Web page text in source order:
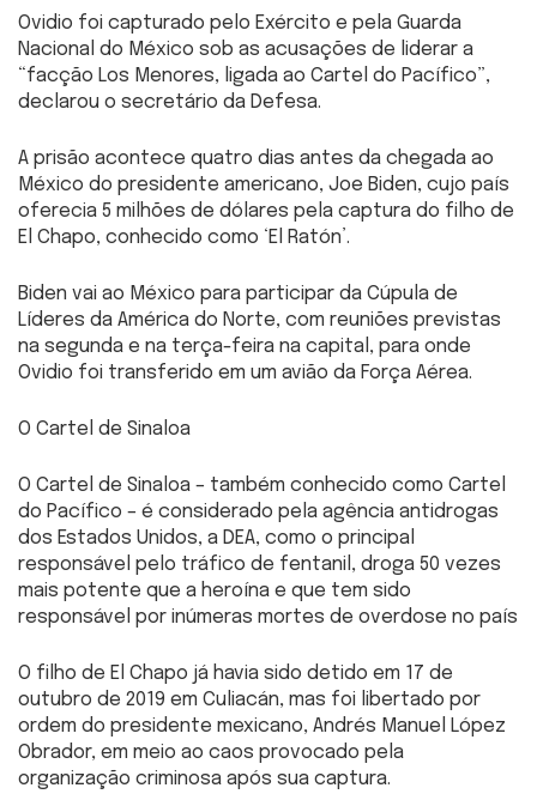
Ovidio foi capturado pelo Exército e pela Guarda
Nacional do México sob as acusações de liderar a
“facção Los Menores, ligada ao Cartel do Pacífico”,
declarou o secretário da Defesa.
A prisão acontece quatro dias antes da chegada ao
México do presidente americano, Joe Biden, cujo país
oferecia 5 milhões de dólares pela captura do filho de
El Chapo, conhecido como ‘El Ratón’.
Biden vai ao México para participar da Cúpula de
Líderes da América do Norte, com reuniões previstas
na segunda e na terça-feira na capital, para onde
Ovidio foi transferido em um avião da Força Aérea.
O Cartel de Sinaloa
O Cartel de Sinaloa – também conhecido como Cartel
do Pacífico – é considerado pela agência antidrogas
dos Estados Unidos, a DEA, como o principal
responsável pelo tráfico de fentanil, droga 50 vezes
mais potente que a heroína e que tem sido
responsável por inúmeras mortes de overdose no país
O filho de El Chapo já havia sido detido em 17 de
outubro de 2019 em Culiacán, mas foi libertado por
ordem do presidente mexicano, Andrés Manuel López
Obrador, em meio ao caos provocado pela
organização criminosa após sua captura.